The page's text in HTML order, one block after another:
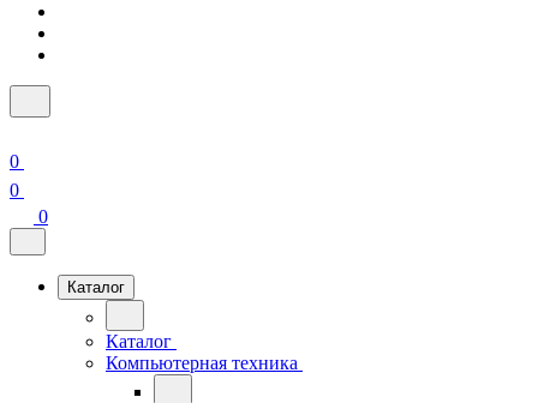
0
0
0
Каталог
Каталог
Компьютерная техника